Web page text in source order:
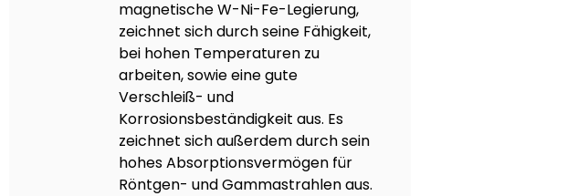
magnetische W-Ni-Fe-Legierung,
zeichnet sich durch seine Fähigkeit,
bei hohen Temperaturen zu
arbeiten, sowie eine gute
Verschleiß- und
Korrosionsbeständigkeit aus. Es
zeichnet sich außerdem durch sein
hohes Absorptionsvermögen für
Röntgen- und Gammastrahlen aus.